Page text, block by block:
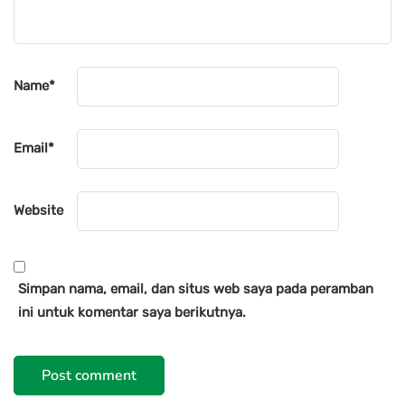
Name*
Email*
Website
Simpan nama, email, dan situs web saya pada peramban
ini untuk komentar saya berikutnya.